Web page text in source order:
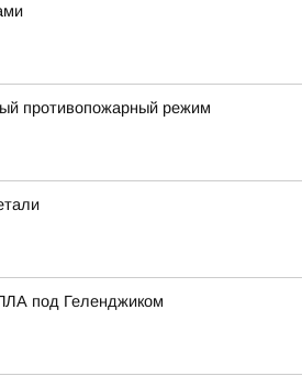
противопожарный режим
под Геленджиком